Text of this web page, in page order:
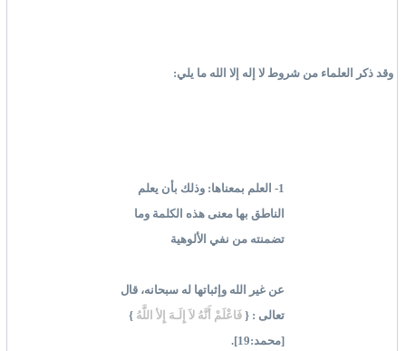
وقد ذكر العلماء من شروط لا إله إلا الله ما يلي:
1- العلم بمعناها: وذلك بأن يعلم
الناطق بها معنى هذه الكلمة وما
تضمنته من نفي الألوهية
عن غير الله وإثباتها له سبحانه، قال
تعالى : { فَاعْلَمْ أَنَّهُ لاَ إِلَـهَ إِلأ اللَّهُ }
[محمد:19].